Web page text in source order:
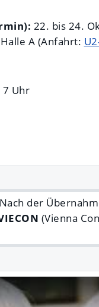
22. bis 24.
Halle A (Anfahrt:
Uhr
der
(Vienna